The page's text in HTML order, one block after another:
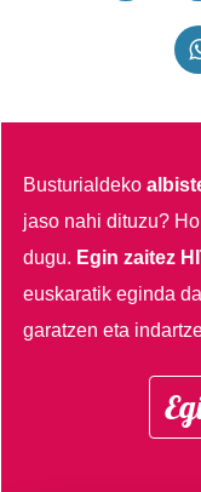
Busturialdeko
jaso nahi dituzu?
dugu. Egin zaitez
euskaratik eginda
garatzen eta